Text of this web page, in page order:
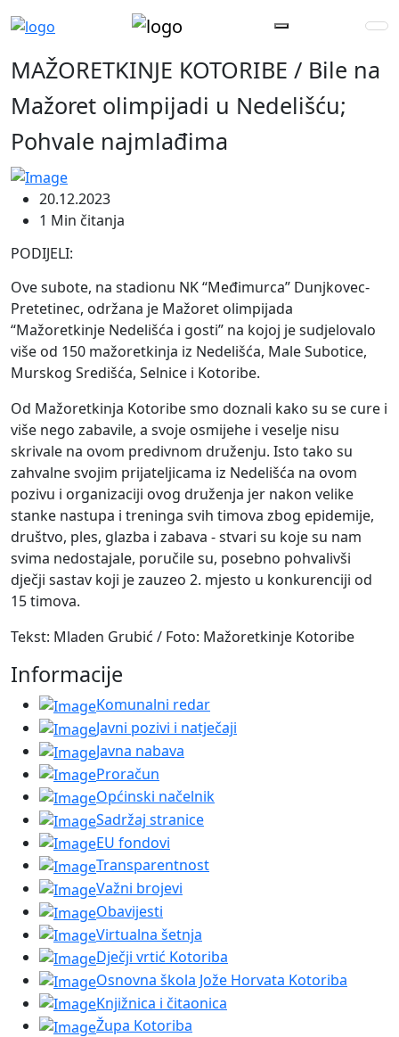
MAŽORETKINJE KOTORIBE / Bile na
Mažoret olimpijadi u Nedelišću;
Pohvale najmlađima
20.12.2023
1 Min čitanja
PODIJELI:
Ove subote, na stadionu NK “Međimurca” Dunjkovec-
Pretetinec, održana je Mažoret olimpijada
“Mažoretkinje Nedelišća i gosti” na kojoj je sudjelovalo
više od 150 mažoretkinja iz Nedelišća, Male Subotice,
Murskog Središća, Selnice i Kotoribe.
Od Mažoretkinja Kotoribe smo doznali kako su se cure i
više nego zabavile, a svoje osmijehe i veselje nisu
skrivale na ovom predivnom druženju. Isto tako su
zahvalne svojim prijateljicama iz Nedelišća na ovom
pozivu i organizaciji ovog druženja jer nakon velike
stanke nastupa i treninga svih timova zbog epidemije,
društvo, ples, glazba i zabava - stvari su koje su nam
svima nedostajale, poručile su, posebno pohvalivši
dječji sastav koji je zauzeo 2. mjesto u konkurenciji od
15 timova.
Tekst: Mladen Grubić / Foto: Mažoretkinje Kotoribe
Informacije
Komunalni redar
Javni pozivi i natječaji
Javna nabava
Proračun
Općinski načelnik
Sadržaj stranice
EU fondovi
Transparentnost
Važni brojevi
Obavijesti
Virtualna šetnja
Dječji vrtić Kotoriba
Osnovna škola Jože Horvata Kotoriba
Knjižnica i čitaonica
Župa Kotoriba